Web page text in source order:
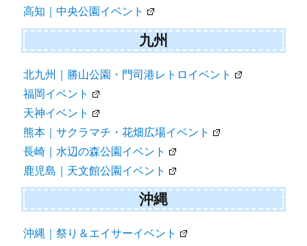
高知｜中央公園イベント
九州
北九州｜勝山公園・門司港レトロイベント
福岡イベント
天神イベント
熊本｜サクラマチ・花畑広場イベント
長崎｜水辺の森公園イベント
鹿児島｜天文館公園イベント
沖縄
沖縄｜祭り＆エイサーイベント